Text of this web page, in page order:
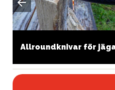
Allroundknivar för